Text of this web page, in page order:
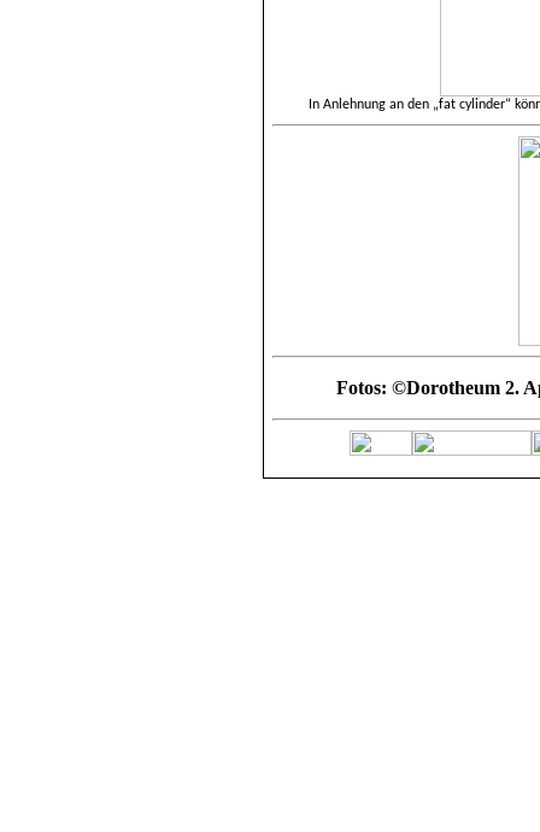
In Anlehnung an den „fat cylinder“
Fotos: ©Dorotheum 2.